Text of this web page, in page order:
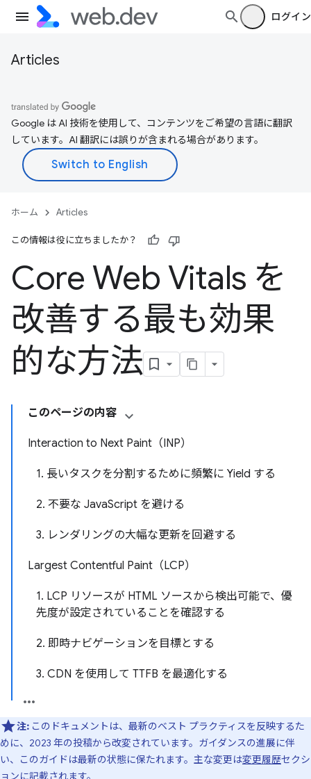
ログイン
Articles
Google は AI 技術を使用して、コンテンツをご希望の言語に翻訳
しています。AI 翻訳には誤りが含まれる場合があります。
ホーム Articles
この情報は役に立ちましたか？
Core Web Vitals を
改善する最も効果
的な方法
このページの内容
Interaction to Next Paint（INP）
1. 長いタスクを分割するために頻繁に Yield する
2. 不要な JavaScript を避ける
3. レンダリングの大幅な更新を回避する
Largest Contentful Paint（LCP）
1. LCP リソースが HTML ソースから検出可能で、優
先度が設定されていることを確認する
2. 即時ナビゲーションを目標とする
3. CDN を使用して TTFB を最適化する
注: このドキュメントは、最新のベスト プラクティスを反映するた
めに、2023 年の投稿から改変されています。ガイダンスの進展に伴
い、このガイドは最新の状態に保たれます。主な変更は変更履歴セクシ
ョンに記載されます。